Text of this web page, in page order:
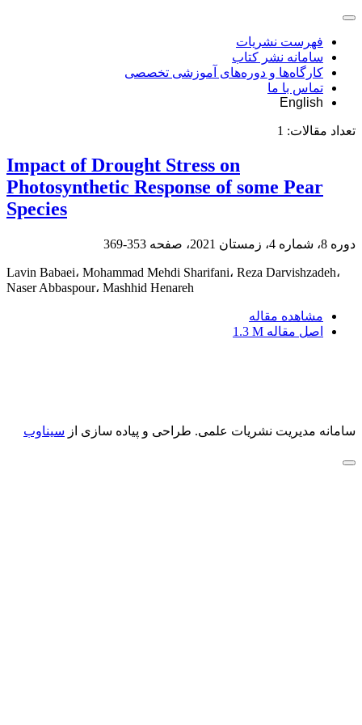
فهرست نشریات
سامانه نشر کتاب
کارگاه‌ها و دوره‌های آموزشی تخصصی
تماس با ما
English
تعداد مقالات: 1
Impact of Drought Stress on
Photosynthetic Response of some Pear
Species
دوره 8، شماره 4، زمستان 2021، صفحه 353-369
Lavin Babaei، Mohammad Mehdi Sharifani، Reza Darvishzadeh،
Naser Abbaspour، Mashhid Henareh
مشاهده مقاله
اصل مقاله 1.3 M
سامانه مدیریت نشریات علمی. طراحی و پیاده سازی از سیناوب